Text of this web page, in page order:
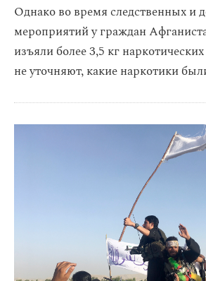
Однако во время следственных и
мероприятий у граждан
изъяли более 3,5 кг
не уточняют, какие наркотики